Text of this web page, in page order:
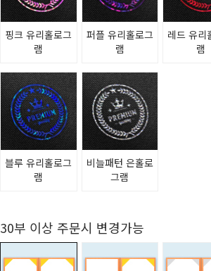
핑크 유리홀로그
램
퍼플 유리홀로그
램
레드 유리
램
블루 유리홀로그
램
비늘패턴 은홀로
그램
30부 이상 주문시 변경가능